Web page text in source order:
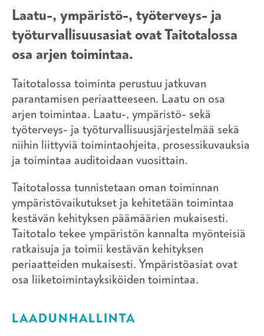
Laatu-, ympäristö-, työterveys- ja
työturvallisuusasiat ovat Taitotalossa
osa arjen toimintaa.
Taitotalossa toiminta perustuu jatkuvan
parantamisen periaatteeseen. Laatu on osa
arjen toimintaa. Laatu-, ympäristö- sekä
työterveys- ja työturvallisuusjärjestelmää sekä
niihin liittyviä toimintaohjeita, prosessikuvauksia
ja toimintaa auditoidaan vuosittain.
Taitotalossa tunnistetaan oman toiminnan
ympäristövaikutukset ja kehitetään toimintaa
kestävän kehityksen päämäärien mukaisesti.
Taitotalo tekee ympäristön kannalta myönteisiä
ratkaisuja ja toimii kestävän kehityksen
periaatteiden mukaisesti. Ympäristöasiat ovat
osa liiketoimintayksiköiden toimintaa.
LAADUNHALLINTA